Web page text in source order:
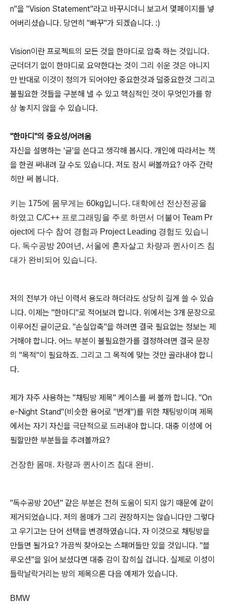
n"을 "Vision Statement"라고 바꾸시더니 보고서 몇페이지를 넣
어버리셨습니다. 당연히 "빠꾸"가 되겠습니다. :)
Vision이란 프로젝트의 모든 것을 한마디로 압축 하는 것입니다.
군더더기 없이 한마디로 요약한다는 것이 그리 쉬운 것은 아니지
만 반대로 이것이 정의가 되어야만 중요한것과 덜중요한것 그리고
불필요한 것들을 구분해 낼 수 있고 핵심적인 것이 무엇인가를 항
상 놓치지 않을 수 있습니다.
"한마디"의 중요성/어려움
자신을 설명하는 '글'을 쓴다고 생각해 봅시다. 개인에 따라서는 책
을 한권 써내려 갈 수도 있습니다. 저도 잠시 써볼까요? 아주 간략
히만 써 봅니다.
키는 175에 몸무게는 60kg입니다. 대학에선 전산전공을
하였고 C/C++ 프로그래밍을 주로 하면서 더불어 Team Pr
oject에 다수 참여 경험과 Project Leading 경험도 있습니
다. 독수공방 20여년, 서울에 혼자살고 차량과 퀸사이즈 침
대가 완비되어 있습니다.
저의 전부가 아닌 이력서 용도라 하더라도 상당히 길게 쓸 수 있습
니다. 이제는 "한마디"로 적어보려 합니다. 위에서는 3개 문장으로
이루어진 글이군요. "손실압축"을 하려면 결국 필요없는 정보는 제
거해야 합니다. 어느 부분이 불필요한가를 결정하려면 결국 문장
의 "목적"이 필요하죠. 그리고 그 목적에 맞는 것만 골라내야 합니
다.
제가 자주 사용하는 "채팅방 제목" 케이스를 써 볼까 합니다. "On
e-Night Stand"(비슷한 용어로 "번개")를 위한 채팅방이며 제목
에서는 자기 자신을 극단적으로 드러내야 합니다. 대충 이성에 어
필할만한 부분들을 추려볼까요?
건장한 몸매. 차량과 퀸사이즈 침대 완비.
"독수공방 20년" 같은 부분은 전혀 도움이 되지 않기 때문에 같이
제거되었습니다. 저의 몸매가 그리 권장하지는 않습니다만 그렇다
고 우기고는 단어 선택을 변경하였습니다. 자 이것으로 채팅방을
만들면 될가요? 가끔씩 찾아오는 스패머들만 있을 것입니다. "블
루오션"을 읽어 보셨다면 대충 감이 잡히실 겁니다. 실제로 이성이
들락날락거리는 방의 제목으론 다음 예제가 있습니다.
BMW